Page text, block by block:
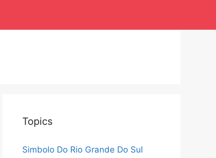
Topics
Simbolo Do Rio Grande Do Sul